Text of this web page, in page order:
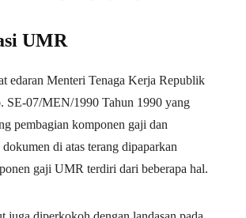
UMR
edaran Menteri Tenaga Kerja Republik
07/MEN/1990 Tahun 1990 yang
pembagian komponen gaji dan
dokumen di atas terang dipaparkan
gaji UMR terdiri dari beberapa hal.